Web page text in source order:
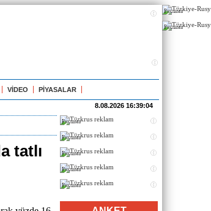
VİDEO PİYASALAR
8.08.2026 16:39:04
tatlı
Реклама
Реклама
Реклама
Реклама
Реклама
Реклама
Реклама